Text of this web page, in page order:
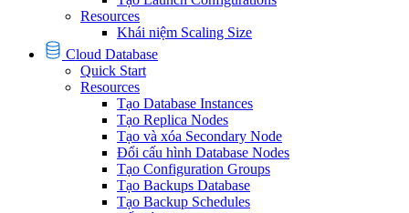
Resources
Khái niệm Scaling Size
Cloud Database
Quick Start
Resources
Tạo Database Instances
Tạo Replica Nodes
Tạo và xóa Secondary Node
Đổi cấu hình Database Nodes
Tạo Configuration Groups
Tạo Backups Database
Tạo Backup Schedules